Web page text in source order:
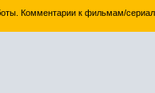
Комментарии к фильмам/